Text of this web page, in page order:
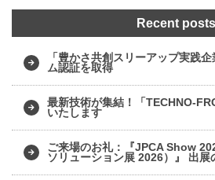
Recent posts
「豊かさ共創スリーアップ実践
ム認証を取得
最新技術が集結！「TECHNO-
いたします
ご来場のお礼：『JPCA Show
ソリューション展 2026）』 出展